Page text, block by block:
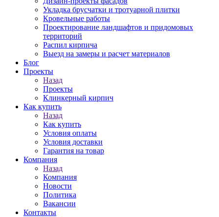
Укладка брусчатки и тротуарной плитки
Кровельные работы
Проектирование ландшафтов и придомовых
территорий
Распил кирпича
Выезд на замеры и расчет материалов
Блог
Проекты
Назад
Проекты
Клинкерный кирпич
Как купить
Назад
Как купить
Условия оплаты
Условия доставки
Гарантия на товар
Компания
Назад
Компания
Новости
Политика
Вакансии
Контакты